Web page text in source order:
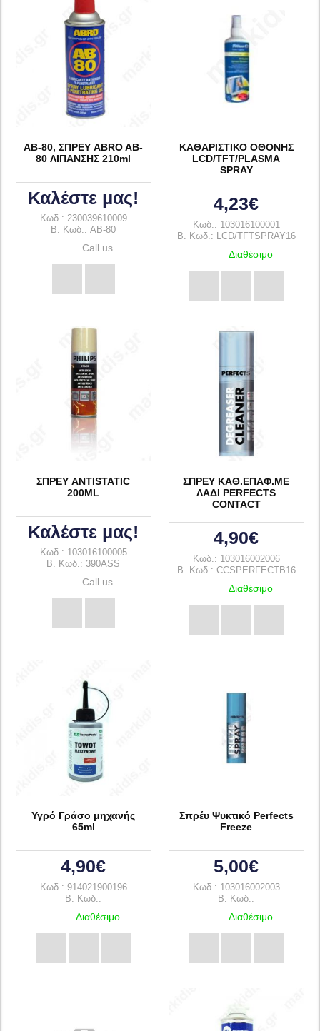
AB-80, ΣΠΡΕΥ ABRO AB-
80 ΛΙΠΑΝΣΗΣ 210ml
Καλέστε μας!
Κωδ.: 230039610009
B. Κωδ.: AB-80
Call us
ΚΑΘΑΡΙΣΤΙΚΟ ΟΘΟΝΗΣ
LCD/TFT/PLASMA
SPRAY
4,23€
Κωδ.: 103016100001
B. Κωδ.: LCD/TFTSPRAY16
Διαθέσιμο
ΣΠΡΕΥ ANTISTATIC
200ML
Καλέστε μας!
Κωδ.: 103016100005
B. Κωδ.: 390ASS
Call us
ΣΠΡΕΥ ΚΑΘ.ΕΠΑΦ.ΜΕ
ΛΑΔΙ PERFECTS
CONTACT
4,90€
Κωδ.: 103016002006
B. Κωδ.: CCSPERFECTB16
Διαθέσιμο
Υγρό Γράσο μηχανής
65ml
4,90€
Κωδ.: 914021900196
B. Κωδ.:
Διαθέσιμο
Σπρέυ Ψυκτικό Perfects
Freeze
5,00€
Κωδ.: 103016002003
B. Κωδ.:
Διαθέσιμο